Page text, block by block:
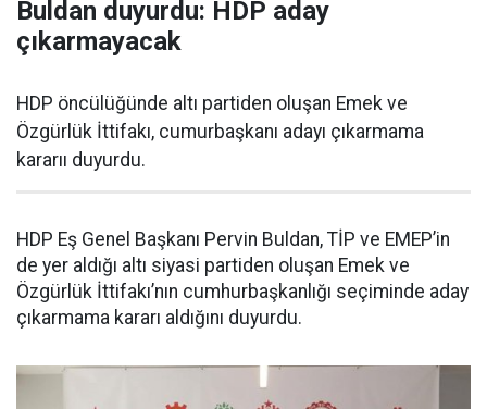
Buldan duyurdu: HDP aday
çıkarmayacak
HDP öncülüğünde altı partiden oluşan Emek ve
Özgürlük İttifakı, cumurbaşkanı adayı çıkarmama
kararıı duyurdu.
HDP Eş Genel Başkanı Pervin Buldan, TİP ve EMEP’in
de yer aldığı altı siyasi partiden oluşan Emek ve
Özgürlük İttifakı’nın cumhurbaşkanlığı seçiminde aday
çıkarmama kararı aldığını duyurdu.